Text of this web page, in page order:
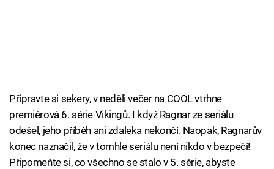
Připravte si sekery, v neděli večer na COOL vtrhne
premiérová 6. série Vikingů. I když Ragnar ze seriálu
odešel, jeho příběh ani zdaleka nekončí. Naopak, Ragnarův
konec naznačil, že v tomhle seriálu není nikdo v bezpečí!
Připomeňte si, co všechno se stalo v 5. série, abyste